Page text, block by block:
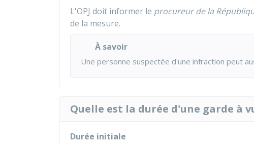
L'OPJ doit informer le procureur de la
de la mesure.
À savoir
Une personne suspectée d'une infraction peut
Quelle est la durée d'une garde à
Durée initiale